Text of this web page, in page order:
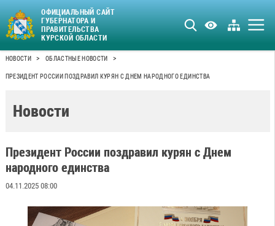
ОФИЦИАЛЬНЫЙ САЙТ
ГУБЕРНАТОРА И
ПРАВИТЕЛЬСТВА
КУРСКОЙ ОБЛАСТИ
НОВОСТИ > ОБЛАСТНЫЕ НОВОСТИ >
ПРЕЗИДЕНТ РОССИИ ПОЗДРАВИЛ КУРЯН С ДНЕМ НАРОДНОГО ЕДИНСТВА
Новости
Президент России поздравил курян с Днем
народного единства
04.11.2025 08:00